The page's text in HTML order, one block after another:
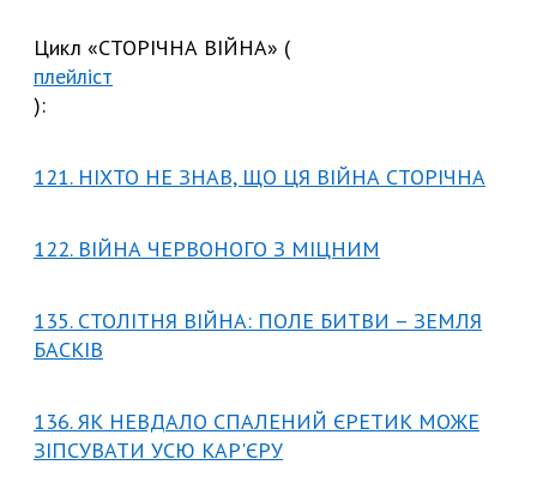
Цикл «СТОРІЧНА ВІЙНА» (
плейліст
):
121. НІХТО НЕ ЗНАВ, ЩО ЦЯ ВІЙНА СТОРІЧНА
122. ВІЙНА ЧЕРВОНОГО З МІЦНИМ
135. СТОЛІТНЯ ВІЙНА: ПОЛЕ БИТВИ – ЗЕМЛЯ
БАСКІВ
136. ЯК НЕВДАЛО СПАЛЕНИЙ ЄРЕТИК МОЖЕ
ЗІПСУВАТИ УСЮ КАР'ЄРУ